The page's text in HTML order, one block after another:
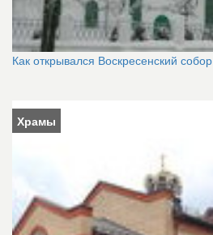
Как открывался Воскресенский собор
Храмы